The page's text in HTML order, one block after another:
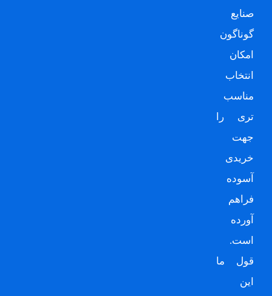
صنایع
گوناگون
امکان
انتخاب
مناسب
تری را
جهت
خریدی
آسوده
فراهم
آورده
است.
قول ما
این